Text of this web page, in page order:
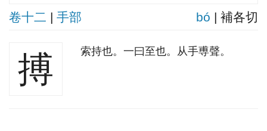
卷十二 | 手部 bó | 補各切
搏 索持也。一曰至也。从手尃聲。